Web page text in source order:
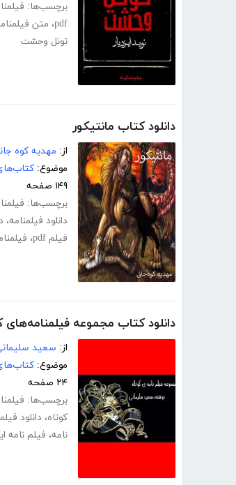
برچسب‌ها:
pdf، متن
تونل وحشت
دانلود کتاب مانتیکور
از: مهدیه کوه
موضوع:
۱۴۹ صفحه
برچسب‌ها:
دانلود فیلمنامه،
فیلم pdf
،
دانلود کتاب مجموعه فیلمنامه‌های
از: سعید
موضوع:
۲۴ صفحه
برچسب‌ها:
کوتاه، دانلود
نامه، فیلم نامه